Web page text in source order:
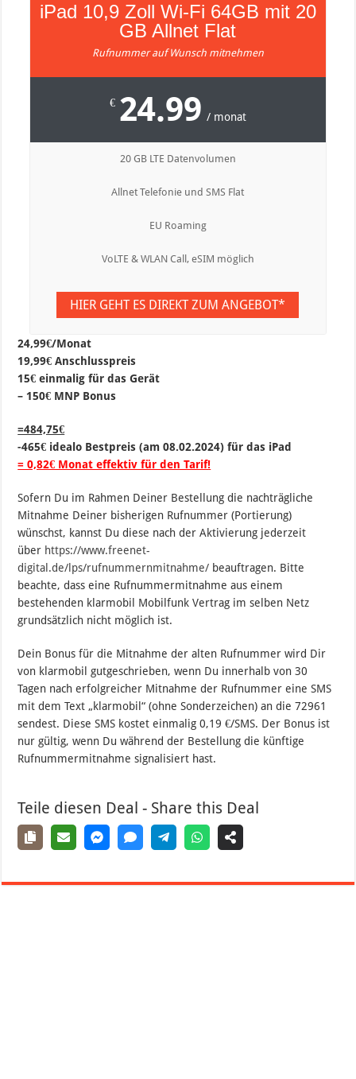
iPad 10,9 Zoll Wi-Fi 64GB mit 20
GB Allnet Flat
Rufnummer auf Wunsch mitnehmen
€ 24.99 / monat
20 GB LTE Datenvolumen
Allnet Telefonie und SMS Flat
EU Roaming
VoLTE & WLAN Call, eSIM möglich
HIER GEHT ES DIREKT ZUM ANGEBOT*
24,99€/Monat
19,99€ Anschlusspreis
15€ einmalig für das Gerät
– 150€ MNP Bonus
=484,75€
-465€ idealo Bestpreis (am 08.02.2024) für das iPad
= 0,82€ Monat effektiv für den Tarif!
Sofern Du im Rahmen Deiner Bestellung die nachträgliche
Mitnahme Deiner bisherigen Rufnummer (Portierung)
wünschst, kannst Du diese nach der Aktivierung jederzeit
über https://www.freenet-
digital.de/lps/rufnummernmitnahme/ beauftragen. Bitte
beachte, dass eine Rufnummermitnahme aus einem
bestehenden klarmobil Mobilfunk Vertrag im selben Netz
grundsätzlich nicht möglich ist.
Dein Bonus für die Mitnahme der alten Rufnummer wird Dir
von klarmobil gutgeschrieben, wenn Du innerhalb von 30
Tagen nach erfolgreicher Mitnahme der Rufnummer eine SMS
mit dem Text „klarmobil“ (ohne Sonderzeichen) an die 72961
sendest. Diese SMS kostet einmalig 0,19 €/SMS. Der Bonus ist
nur gültig, wenn Du während der Bestellung die künftige
Rufnummermitnahme signalisiert hast.
Teile diesen Deal - Share this Deal